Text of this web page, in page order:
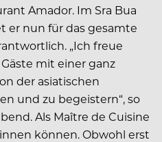
Amador. Im Sra Bua
er nun für das gesamte
„Ich freue
mit einer ganz
der asiatischen
und zu begeistern“, so
Als Maître de Cuisine
können. Obwohl erst